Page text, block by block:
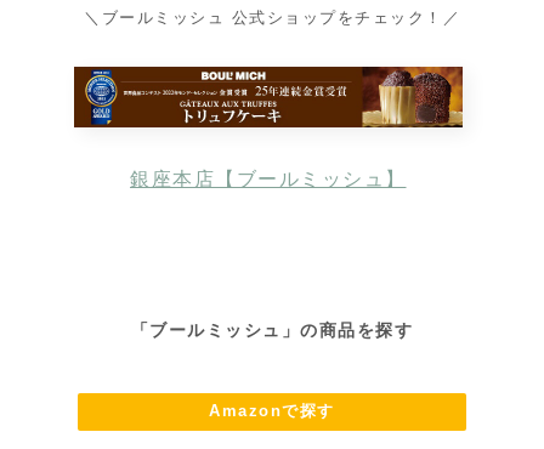
＼ブールミッシュ 公式ショップをチェック！／
銀座本店【ブールミッシュ】
「 ブールミッシュ 」の商品を探す
Amazonで探す